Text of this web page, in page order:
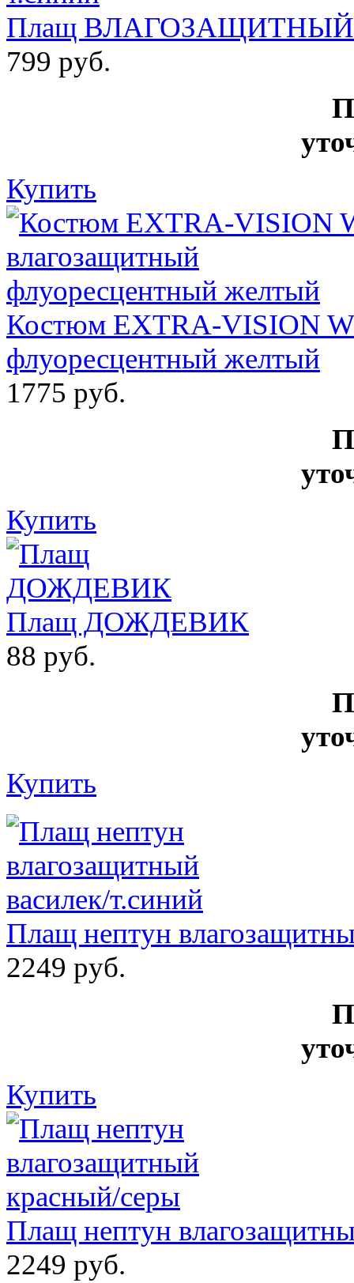
Плащ ВЛАГОЗАЩИТНЫЙ
799 руб.
Купить
Костюм EXTRA-VISION
флуоресцентный желтый
1775 руб.
Купить
Плащ ДОЖДЕВИК
88 руб.
Купить
Плащ нептун
2249 руб.
Купить
Плащ нептун
2249 руб.